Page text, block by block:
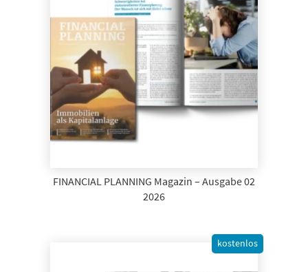
FINANCIAL PLANNING Magazin – Ausgabe 02
2026
kostenlos